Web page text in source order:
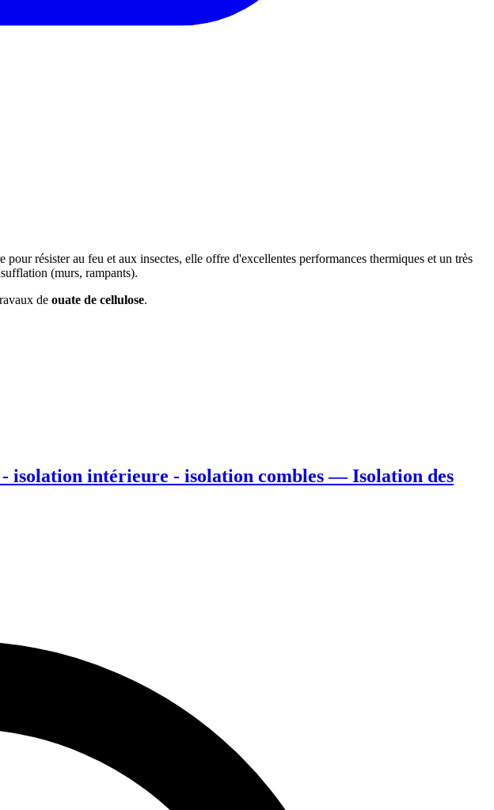
résister au feu et aux insectes, elle offre d'excellentes performances thermiques et un très
(murs, rampants).
de ouate de cellulose.
isolation intérieure - isolation combles — Isolation des